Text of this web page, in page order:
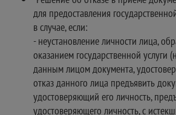
для предоставления
в случае, если:
- неустановление личности лица,
оказанием государственной услуги
данным лицом документа,
отказ данного лица предъявить
удостоверяющий его личность,
удостоверяющего личность, с